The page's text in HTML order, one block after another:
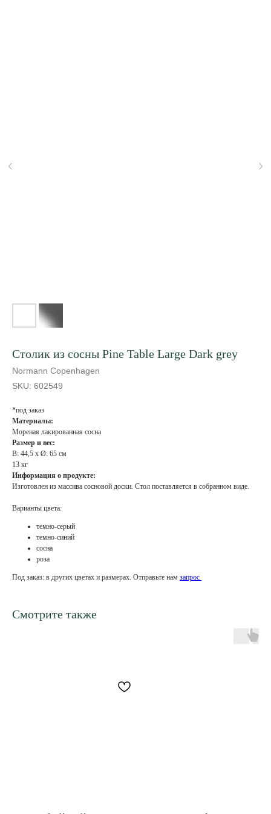
Столик из сосны Pine Table Large Dark grey
Normann Copenhagen
SKU: 602549
*под заказ
Материалы:
Мореная лакированная сосна
Размер и вес:
В: 44,5 x Ø: 65 см
13 кг
Информация о продукте:
Изготовлен из массива сосновой доски. Стол поставляется в собранном виде.
Варианты цвета:
темно-серый
темно-синий
сосна
роза
Под заказ: в других цветах и размерах. Отправьте нам запрос
Смотрите также